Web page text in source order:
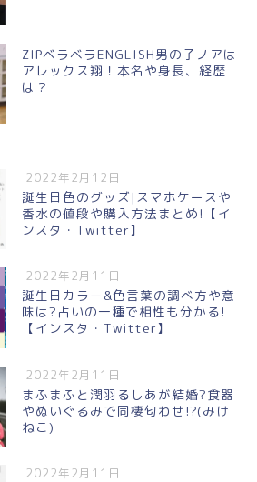
ZIPベラベラENGLISH男の子ノアは
アレックス翔！本名や身長、経歴
は？
2022年2月12日
誕生日色のグッズ|スマホケースや
香水の値段や購入方法まとめ!【イ
ンスタ・Twitter】
2022年2月11日
誕生日カラー&色言葉の調べ方や意
味は?占いの一種で相性も分かる!
【インスタ・Twitter】
2022年2月11日
まふまふと潤羽るしあが結婚?食器
やぬいぐるみで同棲匂わせ!?(みけ
ねこ)
2022年2月11日